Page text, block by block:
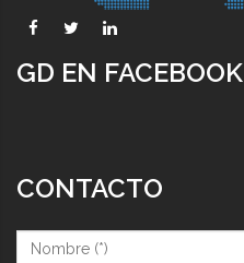
GD EN FACEBOOK
CONTACTO
Nombre (*)*